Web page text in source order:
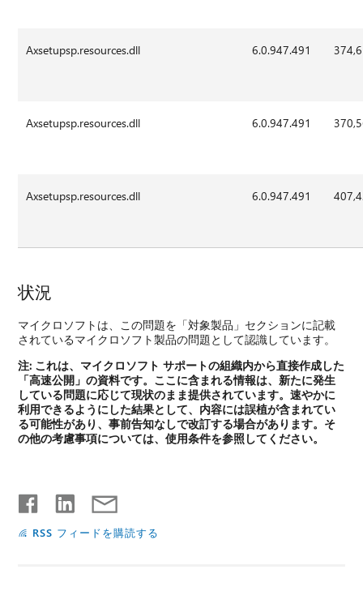
Axsetupsp.resources.dll 6.0.947.491
Axsetupsp.resources.dll 6.0.947.491
Axsetupsp.resources.dll 6.0.947.491
状況
マイクロソフトは、この問題を「対象製品」セクションに記載
されているマイクロソフト製品の問題として認識しています。
注: これは、マイクロソフト サポートの組織内から直接作成した
「高速公開」の資料です。ここに含まれる情報は、新たに発生
している問題に応じて現状のまま提供されています。速やかに
利用できるようにした結果として、内容には誤植が含まれてい
る可能性があり、事前告知なしで改訂する場合があります。そ
の他の考慮事項については、使用条件を参照してください。
RSS フィードを購読する